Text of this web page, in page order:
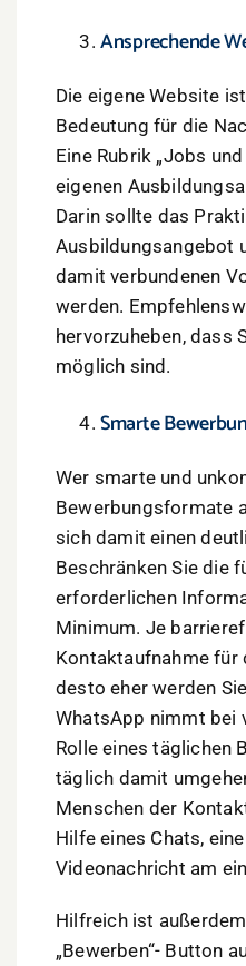
Ansprechende
Die eigene Website
Bedeutung für die
Eine Rubrik „Jobs
eigenen
Darin sollte das
Ausbildungsangebot
damit verbundenen
werden.
hervorzuheben, dass
möglich sind.
Smarte
Wer smarte und
Bewerbungsformate
sich damit einen
Beschränken Sie die
erforderlichen
Minimum. Je
Kontaktaufnahme für
desto eher werden
WhatsApp nimmt bei
Rolle eines täglichen
täglich damit
Menschen der
Hilfe eines Chats,
Videonachricht am
Hilfreich ist
„Bewerben“- Button